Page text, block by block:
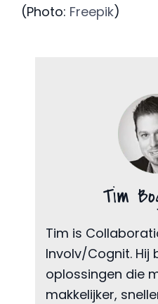
(Photo: Freepik)
Tim
Tim is
Involv/Cognit. Hij
oplossingen die
makkelijker,